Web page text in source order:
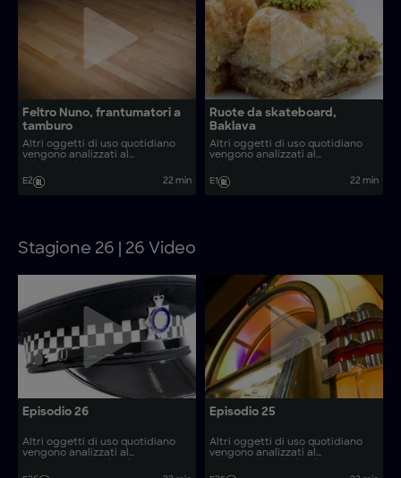
Feltro Nuno, frantumatori a
tamburo
Altri oggetti di uso quotidiano
vengono analizzati al
realizzati oggetti come kimchi e
parquet tradizionali?
E2 22 min
Ruote da skateboard,
Baklava
Altri oggetti di uso quotidiano
vengono analizzati al
realizzati oggetti come
Galaktoboureko, filtri CO2 e
E1 22 min
Stagione 26 | 26 Video
Episodio 26
Altri oggetti di uso quotidiano
vengono analizzati al
vengono prodotti. Come si
Episodio 25
Altri oggetti di uso quotidiano
vengono analizzati al
vengono prodotti. Come si